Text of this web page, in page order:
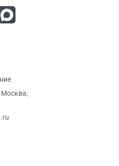
Москва,